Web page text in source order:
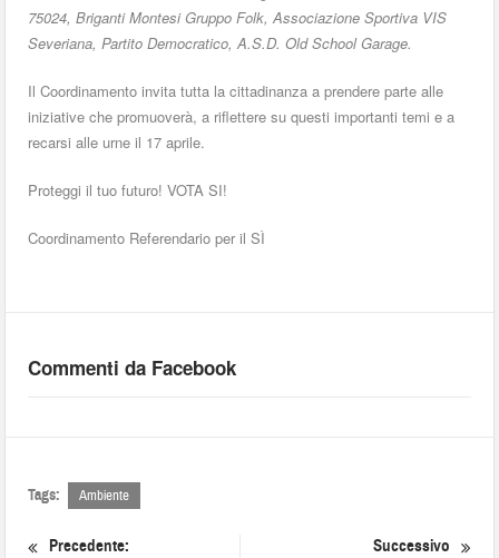
75024, Briganti Montesi Gruppo Folk, Associazione Sportiva VIS
Severiana, Partito Democratico, A.S.D. Old School Garage.
Il Coordinamento invita tutta la cittadinanza a prendere parte alle
iniziative che promuoverà, a riflettere su questi importanti temi e a
recarsi alle urne il 17 aprile.
Proteggi il tuo futuro! VOTA SI!
Coordinamento Referendario per il SÌ
Commenti da Facebook
Tags: Ambiente
Precedente: Successivo